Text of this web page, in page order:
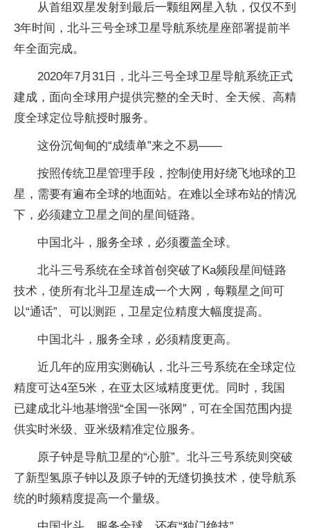
从首组双星发射到最后一颗组网星入轨，仅仅不到
3年时间，北斗三号全球卫星导航系统星座部署提前半
年全面完成。
2020年7月31日，北斗三号全球卫星导航系统正式
建成，面向全球用户提供完整的全天时、全天候、高精
度全球定位导航授时服务。
这份沉甸甸的“成绩单”来之不易——
按照传统卫星管理手段，控制使用好绕飞地球的卫
星，需要有遍布全球的地面站。在难以全球布站的情况
下，必须建立卫星之间的星间链路。
中国北斗，服务全球，必须覆盖全球。
北斗三号系统在全球首创突破了Ka频段星间链路
技术，使所有北斗卫星连成一个大网，每颗星之间可
以“通话”、可以测距，卫星定位精度大幅度提高。
中国北斗，服务全球，必须精度更高。
近几年的应用实测确认，北斗三号系统在全球定位
精度可达4至5米，在亚太区域精度更优。同时，我国
已建成北斗地基增强“全国一张网”，可在全国范围内提
供实时米级、亚米级精准定位服务。
原子钟是导航卫星的“心脏”。北斗三号系统则突破
了新型氢原子钟以及原子钟的无缝切换技术，使导航系
统的时频精度提高一个量级。